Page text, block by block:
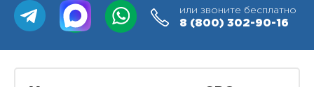
или звоните бесплатно
8 (800) 302-90-16